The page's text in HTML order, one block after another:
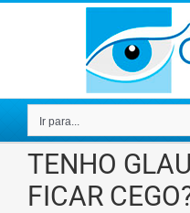
Ir para...
TENHO
FICAR